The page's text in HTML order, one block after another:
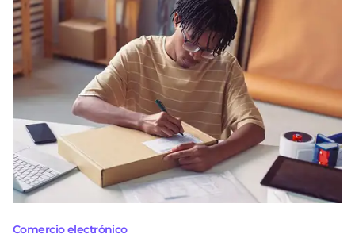
Comercio electrónico